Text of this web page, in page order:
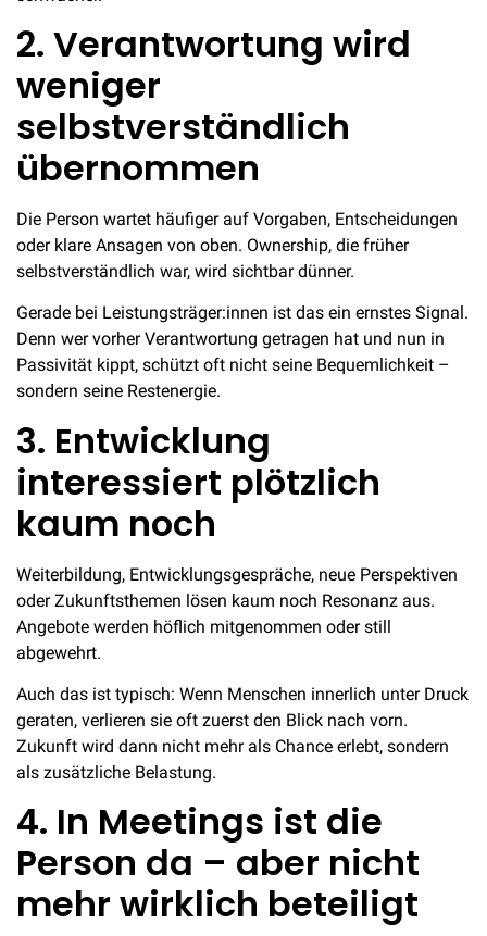
2. Verantwortung wird
weniger
selbstverständlich
übernommen
Die Person wartet häufiger auf Vorgaben, Entscheidungen
oder klare Ansagen von oben. Ownership, die früher
selbstverständlich war, wird sichtbar dünner.
Gerade bei Leistungsträger:innen ist das ein ernstes Signal.
Denn wer vorher Verantwortung getragen hat und nun in
Passivität kippt, schützt oft nicht seine Bequemlichkeit –
sondern seine Restenergie.
3. Entwicklung
interessiert plötzlich
kaum noch
Weiterbildung, Entwicklungsgespräche, neue Perspektiven
oder Zukunftsthemen lösen kaum noch Resonanz aus.
Angebote werden höflich mitgenommen oder still
abgewehrt.
Auch das ist typisch: Wenn Menschen innerlich unter Druck
geraten, verlieren sie oft zuerst den Blick nach vorn.
Zukunft wird dann nicht mehr als Chance erlebt, sondern
als zusätzliche Belastung.
4. In Meetings ist die
Person da – aber nicht
mehr wirklich beteiligt